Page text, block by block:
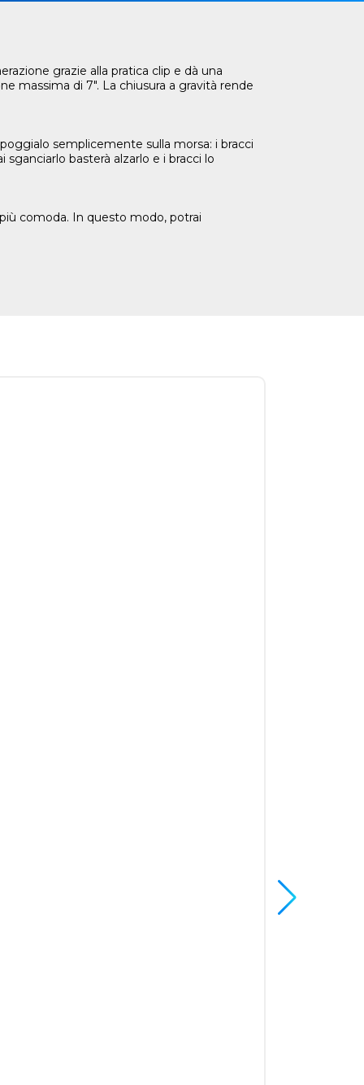
grazie alla pratica clip e dà una
massima di 7". La chiusura a gravità rende
semplicemente sulla morsa: i bracci
basterà alzarlo e i bracci lo
comoda. In questo modo, potrai